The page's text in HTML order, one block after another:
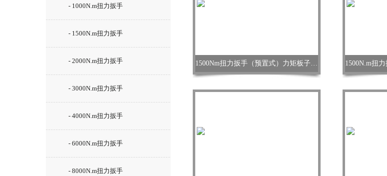
- 1000N.m扭力扳手
- 1500N.m扭力扳手
- 2000N.m扭力扳手
- 3000N.m扭力扳手
- 4000N.m扭力扳手
- 6000N.m扭力扳手
- 8000N.m扭力扳手
1500Nm扭力扳手（预置式）力矩板子刻度显示